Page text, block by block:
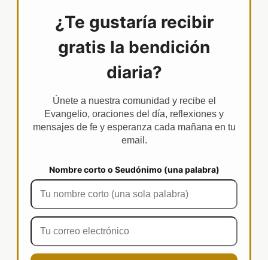
¿Te gustaría recibir
gratis la bendición
diaria?
Únete a nuestra comunidad y recibe el
Evangelio, oraciones del día, reflexiones y
mensajes de fe y esperanza cada mañana en tu
email.
Nombre corto o Seudónimo (una palabra)